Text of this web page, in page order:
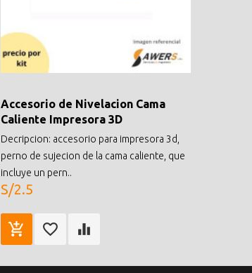
Accesorio de Nivelacion Cama
Caliente Impresora 3D
Decripcion: accesorio para impresora 3d,
perno de sujecion de la cama caliente, que
incluye un pern..
S/2.5